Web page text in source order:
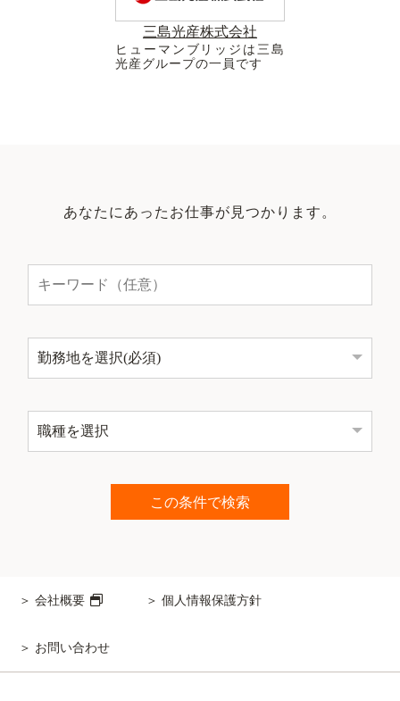
三島光産株式会社
ヒューマンブリッジは三島
光産グループの一員です
あなたにあったお仕事が見つかります。
会社概要 個人情報保護方針
お問い合わせ